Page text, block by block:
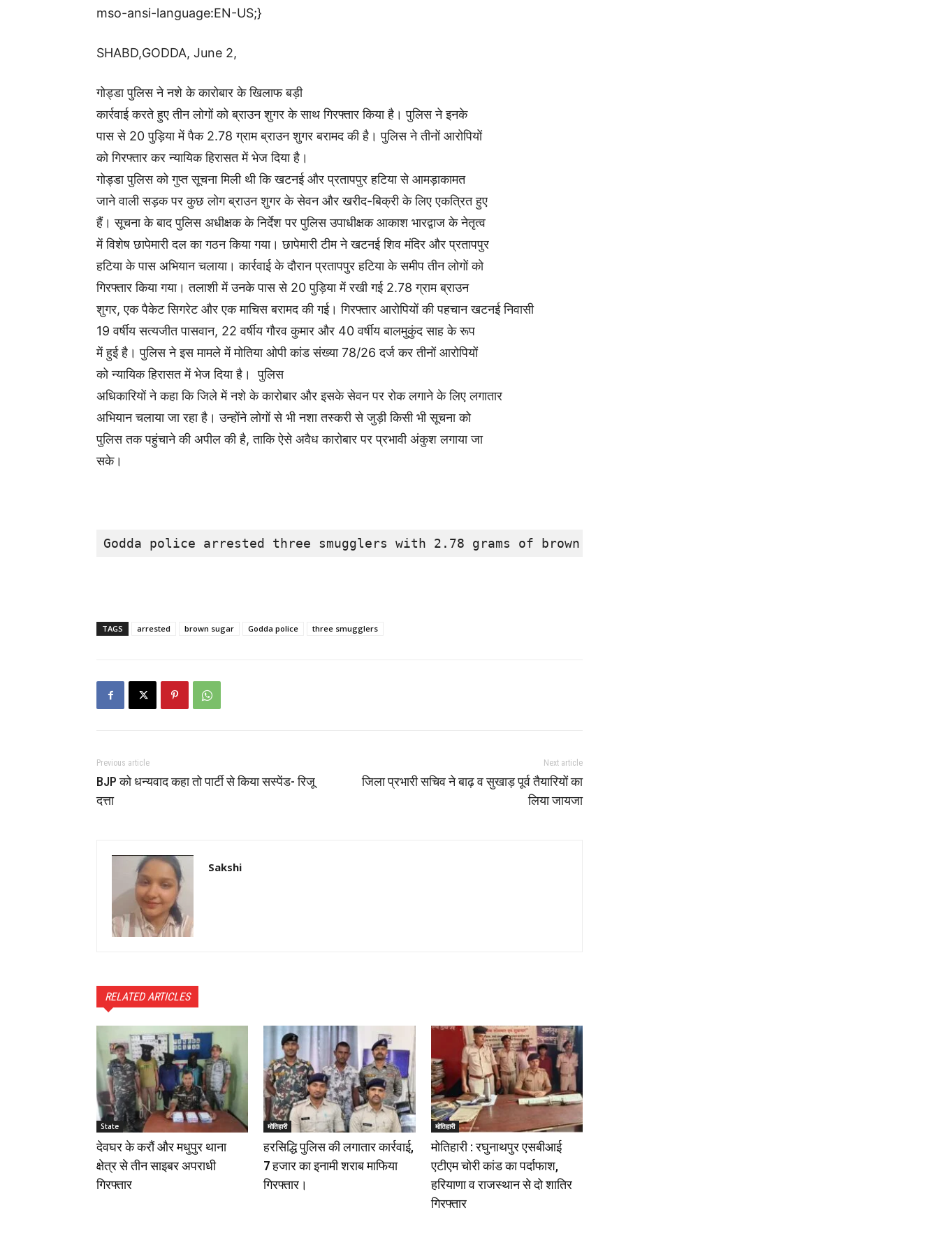
mso-ansi-language:EN-US;}
SHABD,GODDA, June 2,
गोड्डा पुलिस ने नशे के कारोबार के खिलाफ बड़ी
कार्रवाई करते हुए तीन लोगों को ब्राउन शुगर के साथ गिरफ्तार किया है। पुलिस ने इनके
पास से 20 पुड़िया में पैक 2.78 ग्राम ब्राउन शुगर बरामद की है। पुलिस ने तीनों आरोपियों
को गिरफ्तार कर न्यायिक हिरासत में भेज दिया है।
गोड्डा पुलिस को गुप्त सूचना मिली थी कि खटनई और प्रतापपुर हटिया से आमड़ाकामत
जाने वाली सड़क पर कुछ लोग ब्राउन शुगर के सेवन और खरीद-बिक्री के लिए एकत्रित हुए
हैं। सूचना के बाद पुलिस अधीक्षक के निर्देश पर पुलिस उपाधीक्षक आकाश भारद्वाज के नेतृत्व
में विशेष छापेमारी दल का गठन किया गया। छापेमारी टीम ने खटनई शिव मंदिर और प्रतापपुर
हटिया के पास अभियान चलाया। कार्रवाई के दौरान प्रतापपुर हटिया के समीप तीन लोगों को
गिरफ्तार किया गया। तलाशी में उनके पास से 20 पुड़िया में रखी गई 2.78 ग्राम ब्राउन
शुगर, एक पैकेट सिगरेट और एक माचिस बरामद की गई। गिरफ्तार आरोपियों की पहचान खटनई निवासी
19 वर्षीय सत्यजीत पासवान, 22 वर्षीय गौरव कुमार और 40 वर्षीय बालमुकुंद साह के रूप
में हुई है। पुलिस ने इस मामले में मोतिया ओपी कांड संख्या 78/26 दर्ज कर तीनों आरोपियों
को न्यायिक हिरासत में भेज दिया है। पुलिस
अधिकारियों ने कहा कि जिले में नशे के कारोबार और इसके सेवन पर रोक लगाने के लिए लगातार
अभियान चलाया जा रहा है। उन्होंने लोगों से भी नशा तस्करी से जुड़ी किसी भी सूचना को
पुलिस तक पहुंचाने की अपील की है, ताकि ऐसे अवैध कारोबार पर प्रभावी अंकुश लगाया जा
सके।
Godda police arrested three smugglers with 2.78 grams of brown sugar packed in 20 packets.
TAGS arrested brown sugar Godda police three smugglers
Previous article
BJP को धन्यवाद कहा तो पार्टी से किया सस्पेंड- रिजू
दत्ता
Next article
जिला प्रभारी सचिव ने बाढ़ व सुखाड़ पूर्व तैयारियों का
लिया जायजा
Sakshi
RELATED ARTICLES
State
देवघर के करौं और मधुपुर थाना
क्षेत्र से तीन साइबर अपराधी
गिरफ्तार
मोतिहारी
हरसिद्धि पुलिस की लगातार कार्रवाई,
7 हजार का इनामी शराब माफिया
गिरफ्तार।
मोतिहारी
मोतिहारी : रघुनाथपुर एसबीआई
एटीएम चोरी कांड का पर्दाफाश,
हरियाणा व राजस्थान से दो शातिर
गिरफ्तार